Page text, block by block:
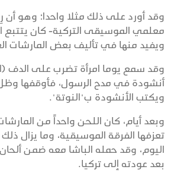
وقد أورد على ذلك مثلا واحدا؛ وهو أن
معلمي الموسيقى التركية- كان يتتبع
ويفيد منها في تأليف بعض المارشات
وقد سمع يوما امرأة تضرب على الدف
أنشودة في مدح الرسول، فأوقفها
ويكتب الأنشودة ب"النوتة".
وبعد أيام، كان اللحن واحداً من
تعزفها الفرقة الموسيقية، وما يزال
اليوم، وقد حمله الباشا معه ضمن
بعد عودته إلى تركيا.